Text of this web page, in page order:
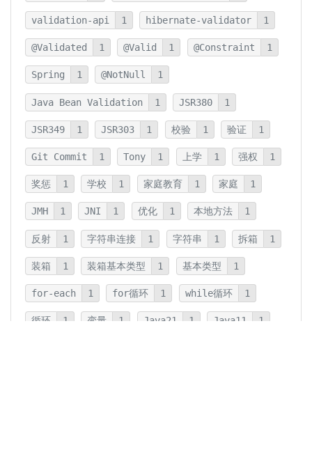
validation-api 1 hibernate-validator 1
@Validated 1 @Valid 1 @Constraint 1
Spring 1 @NotNull 1
Java Bean Validation 1 JSR380 1
JSR349 1 JSR303 1 校验 1 验证 1
Git Commit 1 Tony 1 上学 1 强权 1
奖惩 1 学校 1 家庭教育 1 家庭 1
JMH 1 JNI 1 优化 1 本地方法 1
反射 1 字符串连接 1 字符串 1 拆箱 1
装箱 1 装箱基本类型 1 基本类型 1
for-each 1 for循环 1 while循环 1
循环 1 变量 1 Java21 1 Java11 1